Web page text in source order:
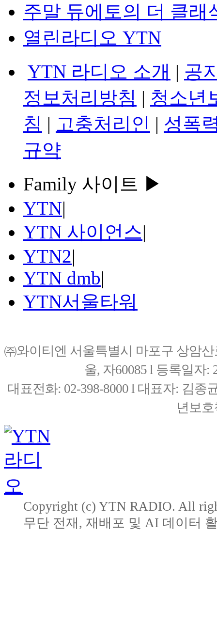
주말 듀에토의 더 클래
열린라디오 YTN
YTN 라디오 소개 | 공
정보처리방침 | 청소년
침 | 고충처리인 | 성폭
규약
Family 사이트 ▶
YTN|
YTN 사이언스|
YTN2|
YTN dmb|
YTN서울타워
㈜와이티엔 서울특별시 마포구 상암
울, 자60085 l 등록일자:
대표전화: 02-398-8000 l 대표자: 김종
년보
Copyright (c) YTN RADIO. All
무단 전재, 재배포 및 AI 데이터